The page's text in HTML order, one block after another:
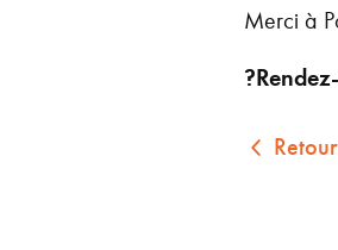
Merci à
Retour